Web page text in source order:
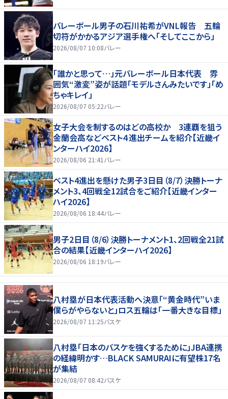
バレーボール男子の石川祐希がVNL報告 五輪
切符がかかるアジア選手権へ「そしてここから」
2026/08/07 10:08バレー
「誰かと思って…」元バレーボール日本代表 雰
囲気“激変”姿が話題「モデルさんみたいです」「め
ちゃキレイ」
2026/08/07 05:22バレー
女子大会を制するのはどの高校か 3連覇を狙う
金蘭会高などベスト４進出チームを紹介【近畿イ
ンターハイ2026】
2026/08/06 21:41 バレー
ベスト4進出を懸けた男子3日目（8/7）決勝トーナ
メント3、4回戦全12試合をご紹介【近畿インター
ハイ2026】
2026/08/06 18:44バレー
男子2日目（8/6）決勝トーナメント1、2回戦全21試
合の結果【近畿インターハイ2026】
2026/08/06 18:19バレー
八村塁が日本代表活動へ決意「“黄金時代”いま
僕らがやらないと」ロス五輪は「一番大きな目標」
2026/08/07 11:25バスケ
八村塁「日本のバスケを強くするために」JBA連携
の経緯明かす…BLACK SAMURAIに有望株17名
が集結
2026/08/07 08:42バスケ